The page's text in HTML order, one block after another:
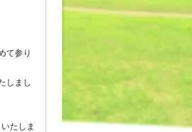
て参り
しまし
たしま